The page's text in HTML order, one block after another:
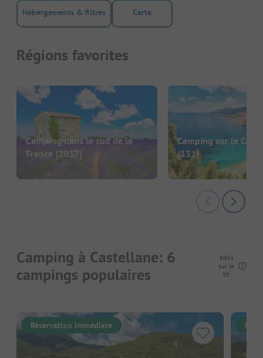
Hébergements & filtres Carte
Régions favorites
Camping dans le sud de la
France (2037)
Camping sur la Côte
(131)
Camping à Castellane: 6
campings populaires
Infos
sur le
tri
Réservation immédiate